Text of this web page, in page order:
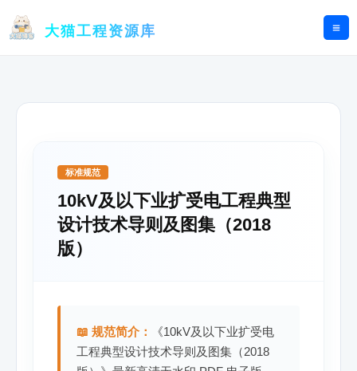
大猫工程资源库
标准规范
10kV及以下业扩受电工程典型
设计技术导则及图集（2018
版）
📖 规范简介：
《10kV及以下业扩受电
工程典型设计技术导则及图集（2018